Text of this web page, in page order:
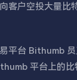
客户空投大量比
台 Bithumb
平台上的比